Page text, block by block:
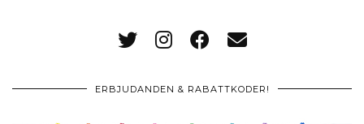
ERBJUDANDEN & RABATTKODER!